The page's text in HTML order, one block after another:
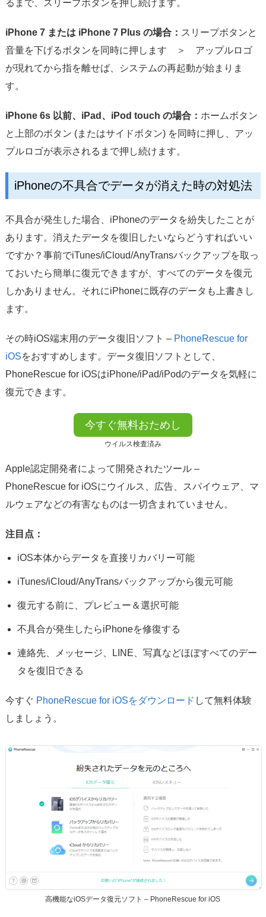
るまで、スリープボタンを押し続けます。
iPhone 7 または iPhone 7 Plus の場合： スリープボタンと
音量を下げるボタンを同時に押します ＞ アップルロゴ
が現れてから指を離せば、システムの再起動が始まりま
す。
iPhone 6s 以前、iPad、iPod touch の場合： ホームボタン
と上部のボタン (またはサイドボタン) を同時に押し、アッ
プルロゴが表示されるまで押し続けます。
iPhoneの不具合でデータが消えた時の対処法
不具合が発生した場合、iPhoneのデータを紛失したことが
あります。消えたデータを復旧したいならどうすればいい
ですか？事前でiTunes/iCloud/AnyTransバックアップを取っ
ておいたら簡単に復元できますが、すべてのデータを復元
しかありません。それにiPhoneに既存のデータも上書きし
ます。
その時iOS端末用のデータ復旧ソフト – PhoneRescue for
iOSをおすすめします。データ復旧ソフトとして、
PhoneRescue for iOSはiPhone/iPad/iPodのデータを気軽に
復元できます。
今すぐ無料おためし
ウイルス検査済み
Apple認定開発者によって開発されたツール –
PhoneRescue for iOSにウイルス、広告、スパイウェア、マ
ルウェアなどの有害なものは一切含まれていません。
注目点：
iOS本体からデータを直接リカバリー可能
iTunes/iCloud/AnyTransバックアップから復元可能
復元する前に、プレビュー＆選択可能
不具合が発生したらiPhoneを修復する
連絡先、メッセージ、LINE、写真などほぼすべてのデー
タを復旧できる
今すぐ PhoneRescue for iOSをダウンロード して無料体験
しましょう。
高機能なiOSデータ復元ソフト – PhoneRescue for iOS